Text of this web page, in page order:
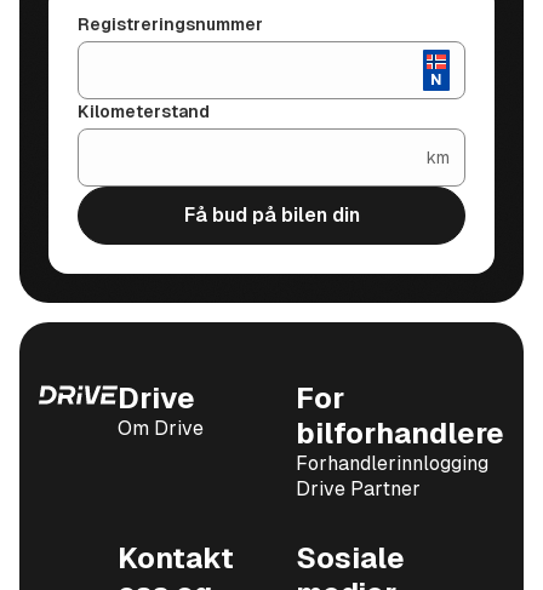
Registreringsnummer
Kilometerstand
km
Få bud på bilen din
Drive
Om Drive
For
bilforhandlere
Forhandlerinnlogging
Drive Partner
Kontakt
Sosiale